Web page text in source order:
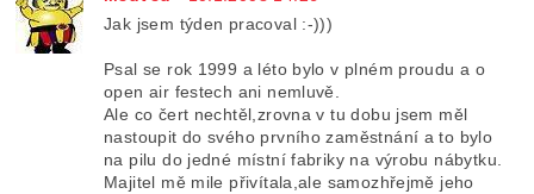
Jak jsem týden pracoval :-)))
Psal se rok 1999 a léto bylo v plném proudu a o
open air festech ani nemluvě.
Ale co čert nechtěl,zrovna v tu dobu jsem měl
nastoupit do svého prvního zaměstnání a to bylo
na pilu do jedné místní fabriky na výrobu nábytku.
Majitel mě mile přivítala,ale samozhřejmě jeho